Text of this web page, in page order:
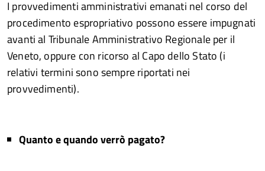
I provvedimenti amministrativi emanati nel corso del
procedimento espropriativo possono essere impugnati
avanti al Tribunale Amministrativo Regionale per il
Veneto, oppure con ricorso al Capo dello Stato (i
relativi termini sono sempre riportati nei
provvedimenti).
Quanto e quando verrò pagato?